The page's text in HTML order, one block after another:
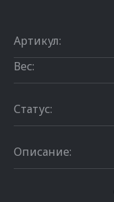
Артикул:
Вес:
Статус:
Описание: